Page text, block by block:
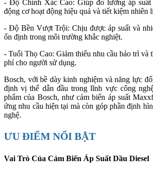
- Độ Chính Xác Cao: Giúp đo lường áp suất
động cơ hoạt động hiệu quả và tiết kiệm nhiên
- Độ Bền Vượt Trội: Chịu được áp suất và
ổn định trong môi trường khắc nghiệt.
- Tuổi Thọ Cao: Giảm thiểu nhu cầu bảo trì và
phí cho người sử dụng.
Bosch, với bề dày kinh nghiệm và năng lực
định vị thế dẫn đầu trong lĩnh vực công
phẩm của Bosch, như cảm biến áp suất
ứng nhu cầu hiện tại mà còn góp phần định
nghệ.
ƯU ĐIỂM NỔI BẬT
Vai Trò Của Cảm Biến Áp Suất Dầu Diesel